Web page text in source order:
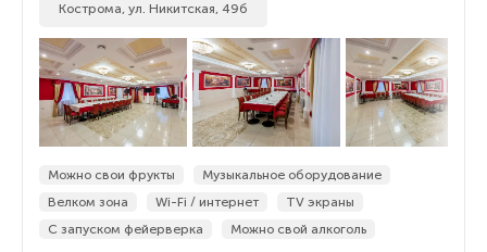
Кострома, ул. Никитская, 49б
Можно свои фрукты
Музыкальное оборудование
Велком зона
Wi-Fi / интернет
TV экраны
С запуском фейерверка
Можно свой алкоголь